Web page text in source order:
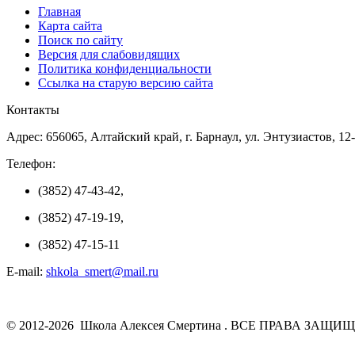
Главная
Карта сайта
Поиск по сайту
Версия для слабовидящих
Политика конфиденциальности
Ссылка на старую версию сайта
Контакты
Адрес: 656065, Алтайский край, г. Барнаул, ул. Энтузиастов,
Телефон:
(3852) 47-43-42,
(3852) 47-19-19,
(3852) 47-15-11
E-mail: shkola_smert@mail.ru
© 2012-2026 Школа Алексея Смертина . ВСЕ ПРАВА